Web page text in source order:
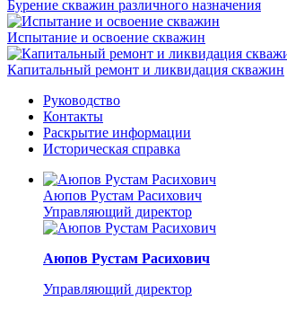
Бурение скважин различного назначения
Испытание и освоение скважин
Капитальный ремонт и ликвидация скважин
Руководство
Контакты
Раскрытие информации
Историческая справка
Аюпов Рустам Расихович
Управляющий директор
Аюпов Рустам Расихович
Управляющий директор